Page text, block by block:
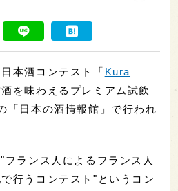
本酒コンテスト「 Kura
酒を味わえるプレミアム試飲
「日本の酒情報館」で行われ
"フランス人によるフランス人
行うコンテスト"というコン